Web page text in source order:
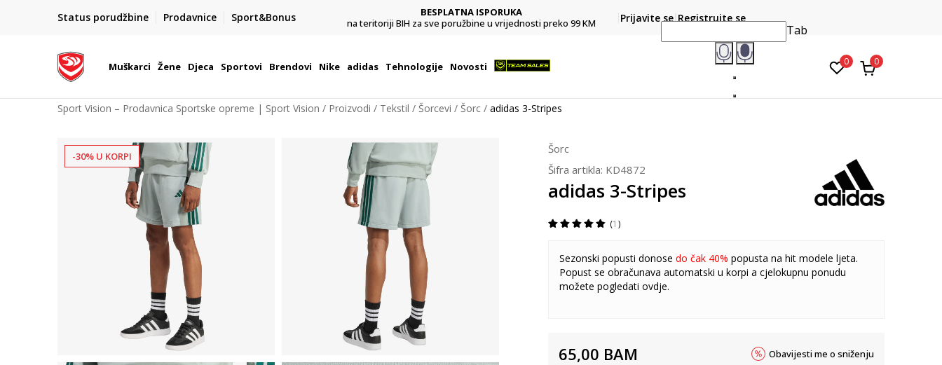
Status porudžbine Prodavnice Sport&Bonus
POZOVITE NAS NA : 055/490-400
Pon-Pet od 9h - 16h
BESPLATNA ISPORUKA
na teritoriji BIH za sve poružbine u vrijednosti preko 99 KM
Platite karticom online i preuzmite u prodavnici po vašem
Prijavite se Registrujte se
Muškarci Žene Djeca Sportovi Brendovi Nike adidas Tehnologije Novosti
Tab
0 0
Sport Vision – Prodavnica Sportske opreme | Sport Vision Proizvodi Tekstil Šorcevi Šorc adidas 3-Stripes
-30% U KORPI
Šorc
Šifra artikla: KD4872
adidas 3-Stripes
1
Sezonski popusti donose do čak 40% popusta na hit modele ljeta.
Popust se obračunava automatski u korpi a cjelokupnu ponudu
možete pogledati ovdje.
65,00 BAM Obavijesti me o sniženju